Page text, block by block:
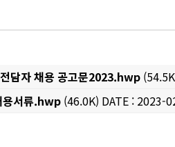
담자 채용 공고문2023.hwp
용서류.hwp (46.0K) DATE : 2023-